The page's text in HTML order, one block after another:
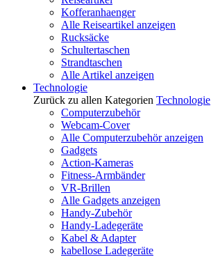
Kofferanhaenger
Alle Reiseartikel anzeigen
Rucksäcke
Schultertaschen
Strandtaschen
Alle Artikel anzeigen
Technologie
Zurück zu allen Kategorien Technologie
Computerzubehör
Webcam-Cover
Alle Computerzubehör anzeigen
Gadgets
Action-Kameras
Fitness-Armbänder
VR-Brillen
Alle Gadgets anzeigen
Handy-Zubehör
Handy-Ladegeräte
Kabel & Adapter
kabellose Ladegeräte